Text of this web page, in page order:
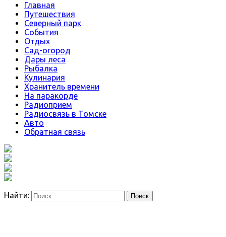
Главная
Путешествия
Северный парк
События
Отдых
Сад-огород
Дары леса
Рыбалка
Кулинария
Хранитель времени
На паракорде
Радиоприем
Радиосвязь в Томске
Авто
Обратная связь
Найти: